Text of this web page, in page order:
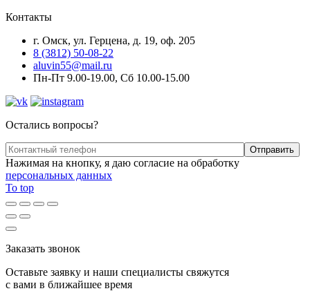
Контакты
г. Омск, ул. Герцена, д. 19, оф. 205
8 (3812) 50-08-22
aluvin55@mail.ru
Пн-Пт 9.00-19.00, Сб 10.00-15.00
Остались вопросы?
Нажимая на кнопку, я даю согласие на обработку
персональных данных
To top
Заказать звонок
Оставьте заявку и наши специалисты свяжутся
с вами в ближайшее время